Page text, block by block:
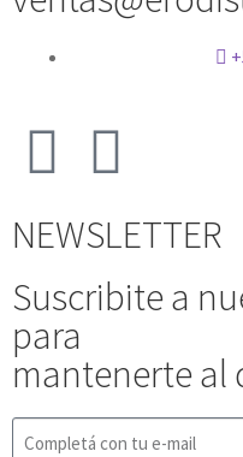
NEWSLETTER
Suscribite a
para
mantenerte al